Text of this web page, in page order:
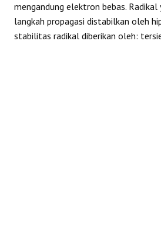
mengandung elektron bebas.
langkah propagasi distabilkan oleh
stabilitas radikal diberikan oleh: